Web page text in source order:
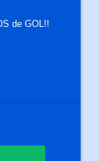
de GOL!!